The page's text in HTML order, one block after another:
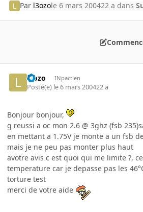
Par l3ozole 6 mars 200422 a dans
l3ozo INpactien
Posté(e) le 6 mars 200422 a
Bonjour bonjour,
g reussi a oc mon 2.6 @ 3ghz (fsb
en mettant a 1.75V je monte a un fsb
mais je ne peu pas monter plus haut
avotre avis c est quoi qui me limite ?,
temperature car je depasse pas les
torture test
merci de votre aide